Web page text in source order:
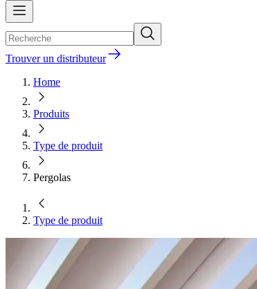
Trouver un distributeur
Home
Produits
Type de produit
Pergolas
Type de produit